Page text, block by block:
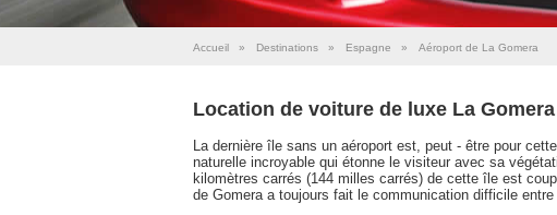
Accueil » Destinations » Espagne » Aéroport de La Gomera
Location de voiture de luxe La
La dernière île sans un aéroport est, peut - être pour
naturelle incroyable qui étonne le visiteur avec sa
kilomètres carrés (144 milles carrés) de cette île est
de Gomera a toujours fait le communication difficile